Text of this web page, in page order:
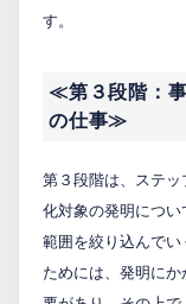
す。
≪第３段階：
の仕事≫
第３段階は、ステ
化対象の発明につ
範囲を絞り込んで
ためには、発明に